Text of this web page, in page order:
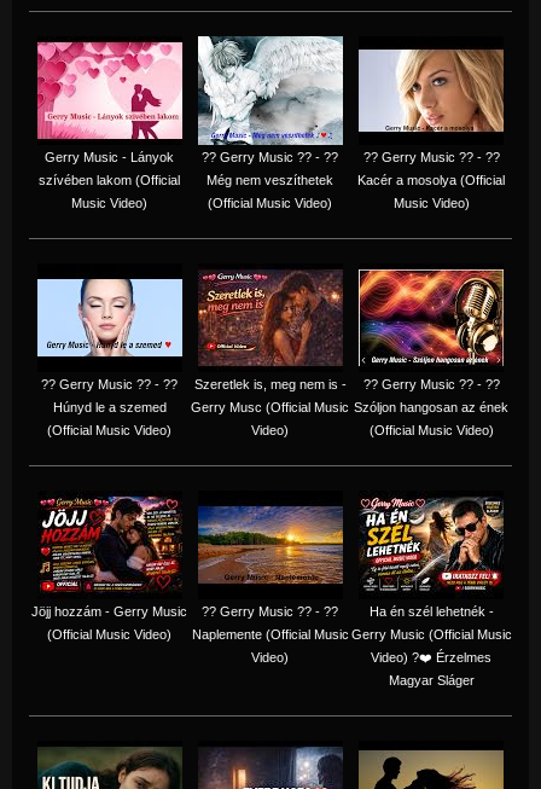
Gerry Music - Lányok
szívében lakom (Official
Music Video)
?? Gerry Music ?? - ??
Még nem veszíthetek
(Official Music Video)
?? Gerry Music ?? - ??
Kacér a mosolya (Official
Music Video)
?? Gerry Music ?? - ??
Húnyd le a szemed
(Official Music Video)
Szeretlek is, meg nem is -
Gerry Musc (Official Music
Video)
?? Gerry Music ?? - ??
Szóljon hangosan az ének
(Official Music Video)
Jöjj hozzám - Gerry Music
(Official Music Video)
?? Gerry Music ?? - ??
Naplemente (Official Music
Video)
Ha én szél lehetnék -
Gerry Music (Official Music
Video) ?️❤️ Érzelmes
Magyar Sláger